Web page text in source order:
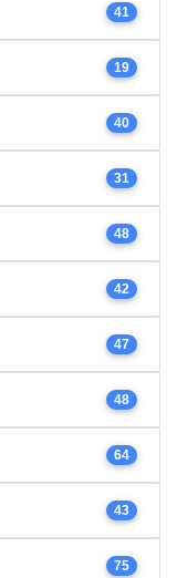
41
19
40
31
48
42
47
48
64
43
75